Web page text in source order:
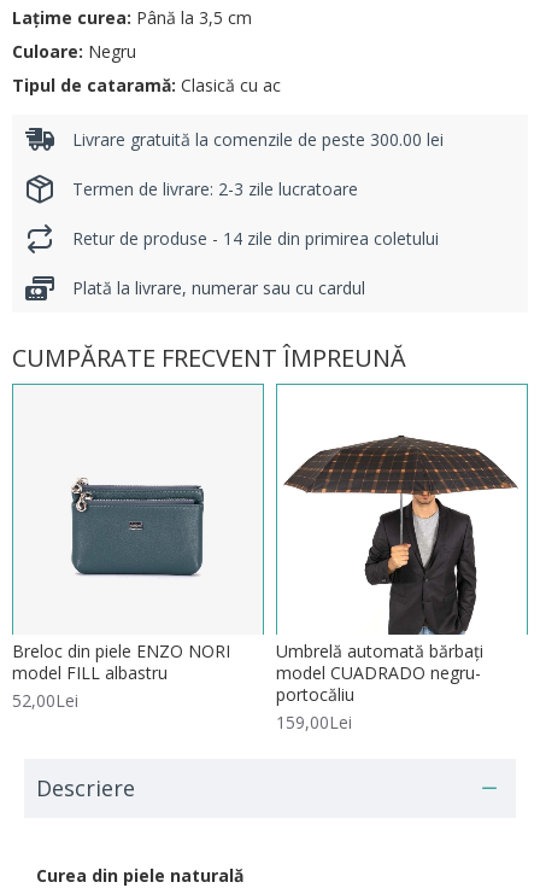
Lațime curea: Până la 3,5 cm
Culoare: Negru
Tipul de cataramă: Clasică cu ac
Livrare gratuită la comenzile de peste 300.00 lei
Termen de livrare: 2-3 zile lucratoare
Retur de produse - 14 zile din primirea coletului
Plată la livrare, numerar sau cu cardul
CUMPĂRATE FRECVENT ÎMPREUNĂ
Breloc din piele ENZO NORI
model FILL albastru
52,00Lei
Umbrelă automată bărbați
model CUADRADO negru-
portocăliu
159,00Lei
Descriere
Curea din piele naturală